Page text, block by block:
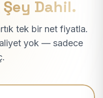
Dahil.
tek bir net fiyatla.
yok — sadece